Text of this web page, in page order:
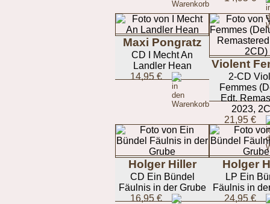
Maxi Pongratz
CD I Mecht An
Landler Hean
14,95 €
Violent
2-CD
Femmes
Edt.
2023,
21,95 €
Holger Hiller
CD Ein Bündel
Fäulnis in der Grube
16,95 €
Holger
LP Ein
Fäulnis in
24,95 €